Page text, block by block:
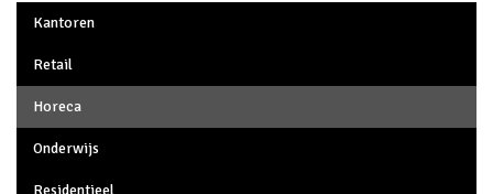
Kantoren
Retail
Horeca
Onderwijs
Residentieel